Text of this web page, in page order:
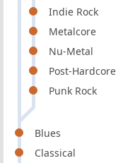
Indie Rock
Metalcore
Nu-Metal
Post-Hardcore
Punk Rock
Blues
Classical